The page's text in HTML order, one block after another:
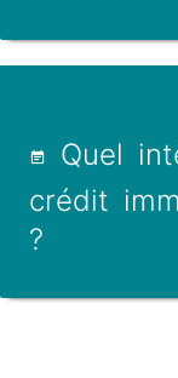
Quel
crédit
?